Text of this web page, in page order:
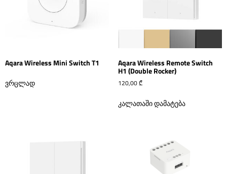
Aqara Wireless Mini Switch T1
ვრცლად
Aqara Wireless Remote Switch
H1 (Double Rocker)
120,00₾
კალათაში დამატება